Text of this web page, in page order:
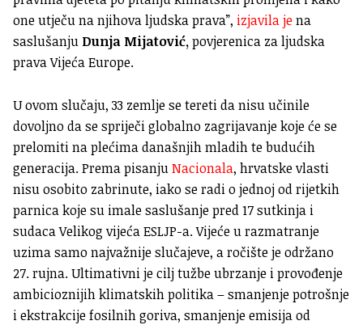
one utječu na njihova ljudska prava”, izjavila jena
saslušanju Dunja Mijatović,povjerenica za ljudska
prava Vijeća Europe.
U ovom slučaju, 33 zemlje se tereti da nisu učinile
dovoljno da se spriječi globalno zagrijavanje koje će se
prelomiti na plećima današnjih mladih te budućih
generacija. Prema pisanjuNacionala, hrvatske vlasti
nisu osobito zabrinute, iako se radi o jednoj od rijetkih
parnica koje su imale saslušanje pred 17 sutkinja i
sudaca Velikog vijeća ESLJP-a. Vijeće u razmatranje
uzima samo najvažnije slučajeve, a ročište je održano
27. rujna. Ultimativni je cilj tužbe ubrzanje i provođenje
ambicioznijih klimatskih politika – smanjenje potrošnje
i ekstrakcije fosilnih goriva, smanjenje emisija od